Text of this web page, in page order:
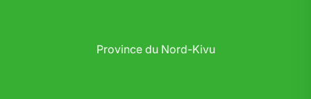
Province du Nord-Kivu